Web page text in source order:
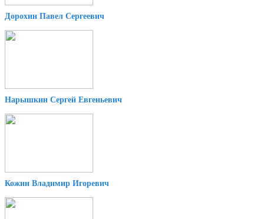
Дорохин Павел Сергеевич
Нарышкин Сергей Евгеньевич
Кожин Владимир Игоревич